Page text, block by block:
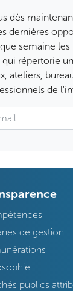
dès
dernières
semaine
répertorie
ateliers,
de
de gestion
publics